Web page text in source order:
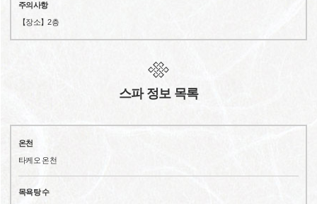
주의사항
【장소】2층
스파 정보 목록
온천
타케오 온천
목욕탕 수